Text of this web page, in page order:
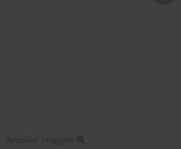
Ampliar imagem